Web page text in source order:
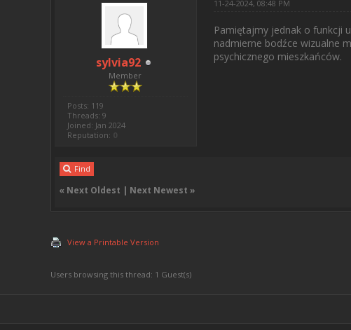
sylvia92
Member
Posts: 119
Threads: 9
Joined: Jan 2024
Reputation: 0
11-24-2024, 08:48 PM
Pamiętajmy jednak o funkcji
nadmierne bodźce wizualne
psychicznego mieszkańców.
Find
« Next Oldest | Next Newest »
View a Printable Version
Users browsing this thread: 1 Guest(s)